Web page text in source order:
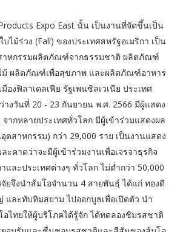
Expo East นั้น เป็นงานที่จัดขึ้นเป็น
ไม้ร่วง (Fall) ของประเทศสหรัฐอเมริกา เป็น
าหกรรมผลิตภัณฑ์จากธรรมชาติ ผลิตภัณฑ์
ม้ ผลิตภัณฑ์เพื่อสุขภาพ และผลิตภัณฑ์อาหาร
องฟิลาเดลเฟีย รัฐเพนซิลเวเนีย ประเทศ
างวันที่ 20 - 23 กันยายน พ.ศ. 2566 มีผู้แสดง
ากหลายประเทศทั่วโลก มีผู้เข้าร่วมแสดงผล
ตสาหกรรม) กว่า 29,000 ราย เป็นงานแสดง
คาดว่าจะมีผู้เข้าร่วมงานเพื่อเจรจาธุรกิจ
และประเทศต่างๆ ทั่วโลก ไม่ต่ำกว่า 50,000
ยจึงนำส้มโอจำนวน 4 สายพันธุ์ ได้แก่ ทองดี
และทับทิมสยาม ไปออกบูธเพื่อเปิดตัว นำ
ไทยให้ผู้บริโภคได้รู้จัก ได้ทดลองชิมรสชาติ